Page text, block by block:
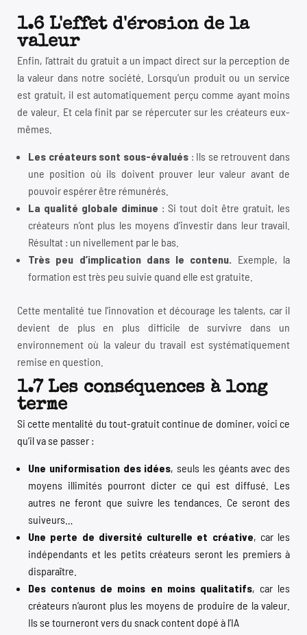
1.6 L'effet d'érosion de la
valeur
Enfin, l’attrait du gratuit a un impact direct sur la perception de
la valeur dans notre société. Lorsqu’un produit ou un service
est gratuit, il est automatiquement perçu comme ayant moins
de valeur. Et cela finit par se répercuter sur les créateurs eux-
mêmes.
Les créateurs sont sous-évalués: Ils se retrouvent dans
une position où ils doivent prouver leur valeur avant de
pouvoir espérer être rémunérés.
La qualité globale diminue : Si tout doit être gratuit, les
créateurs n’ont plus les moyens d’investir dans leur travail.
Résultat : un nivellement par le bas.
Très peu d’implication dans le contenu. Exemple, la
formation est très peu suivie quand elle est gratuite.
Cette mentalité tue l’innovation et décourage les talents, car il
devient de plus en plus difficile de survivre dans un
environnement où la valeur du travail est systématiquement
remise en question.
1.7 Les conséquences à long
terme
Si cette mentalité du tout-gratuit continue de dominer, voici ce
qu’il va se passer :
Une uniformisation des idées, seuls les géants avec des
moyens illimités pourront dicter ce qui est diffusé. Les
autres ne feront que suivre les tendances. Ce seront des
suiveurs…
Une perte de diversité culturelle et créative, car les
indépendants et les petits créateurs seront les premiers à
disparaître.
Des contenus de moins en moins qualitatifs, car les
créateurs n’auront plus les moyens de produire de la valeur.
Ils se tourneront vers du snack content dopé à l’IA